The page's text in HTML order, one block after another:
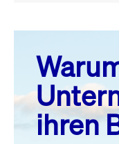
August 26
MO. DI.
3
4
ihren